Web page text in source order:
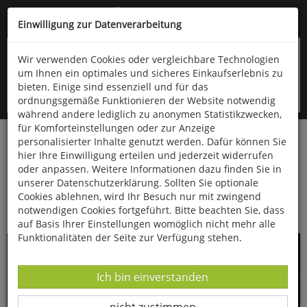
Kompletten Head der Seite überspringen
oder (06766) 9323-960
Startseite Bücher Essen & Trinken
Simplissime - Das einfachste Kochbuch der
Welt
Einwilligung zur Datenverarbeitung
Wir verwenden Cookies oder vergleichbare Technologien
um Ihnen ein optimales und sicheres Einkaufserlebnis zu
bieten. Einige sind essenziell und für das
ordnungsgemäße Funktionieren der Website notwendig
während andere lediglich zu anonymen Statistikzwecken,
für Komforteinstellungen oder zur Anzeige
personalisierter Inhalte genutzt werden. Dafür können Sie
hier Ihre Einwilligung erteilen und jederzeit widerrufen
oder anpassen. Weitere Informationen dazu finden Sie in
unserer Datenschutzerklärung. Sollten Sie optionale
Cookies ablehnen, wird Ihr Besuch nur mit zwingend
notwendigen Cookies fortgeführt. Bitte beachten Sie, dass
auf Basis Ihrer Einstellungen womöglich nicht mehr alle
Funktionalitäten der Seite zur Verfügung stehen.
Datenverarbeitung -
Ich bin einverstanden